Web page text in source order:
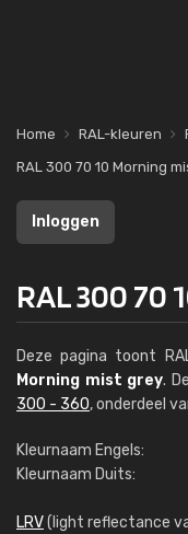
Home RAL-kleuren
RAL 300 70 10 Morning
Inloggen
RAL 300 70
Deze pagina toont
Morning mist grey.
300 - 360, onderdeel
Kleurnaam Engels:
Kleurnaam Duits:
LRV(light reflectance